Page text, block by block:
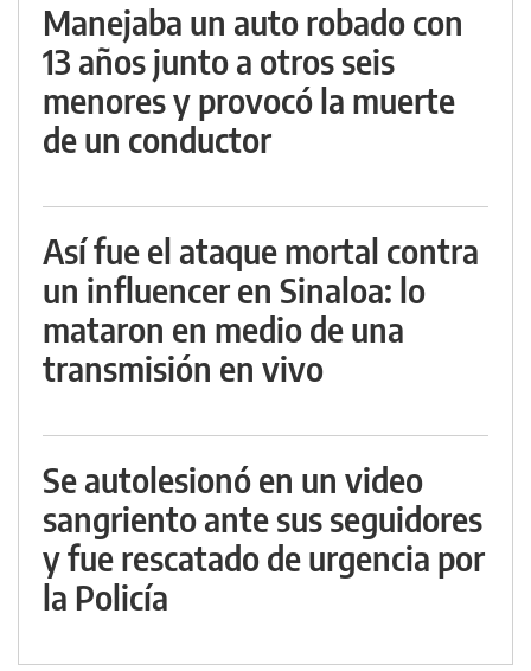
Manejaba un auto robado con
13 años junto a otros seis
menores y provocó la muerte
de un conductor
Así fue el ataque mortal contra
un influencer en Sinaloa: lo
mataron en medio de una
transmisión en vivo
Se autolesionó en un video
sangriento ante sus seguidores
y fue rescatado de urgencia por
la Policía